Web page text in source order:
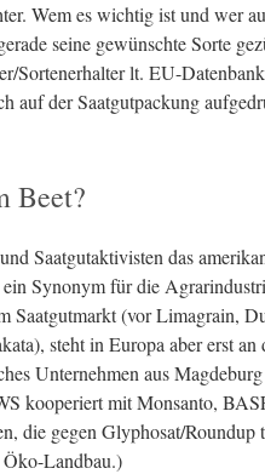
Wem es wichtig ist und wer
seine gewünschte Sorte
Sortenerhalter lt. EU-
auf der Saatgutpackung
Beet?
Saatgutaktivisten das
Synonym für die
Saatgutmarkt (vor Limagrain,
steht in Europa aber erst
Unternehmen aus
kooperiert mit Monsanto,
die gegen Glyphosat/
Landbau.)